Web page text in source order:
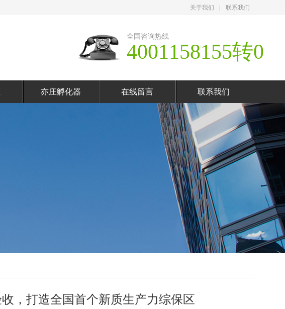
关于我们 联系我们
全国咨询热线
4001158155转0
亦庄孵化器 在线留言 联系我们
，打造全国首个新质生产力综保区